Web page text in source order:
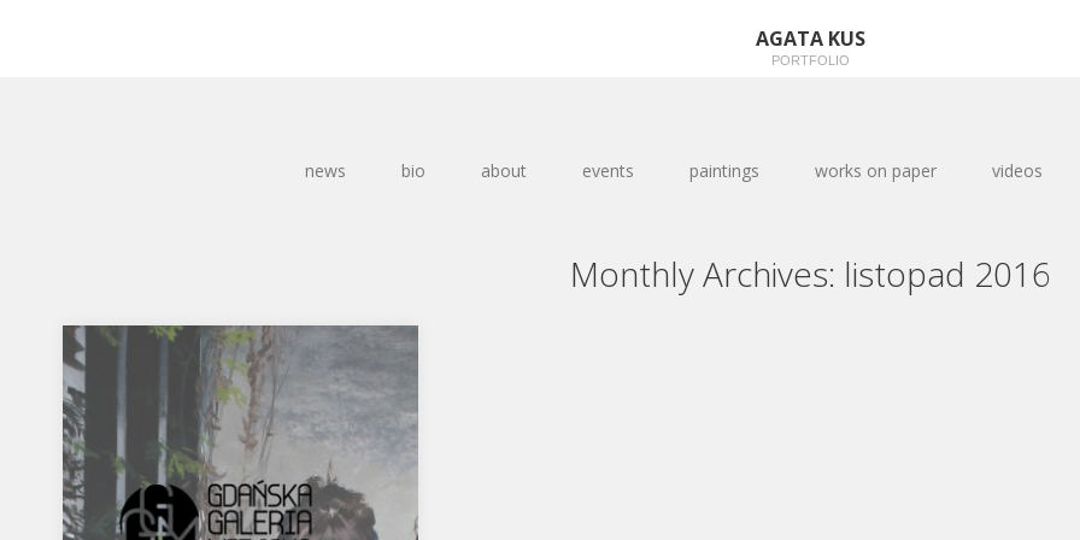
AGATA KUS
PORTFOLIO
news bio about events paintings works on paper videos
Monthly Archives: listopad 2016